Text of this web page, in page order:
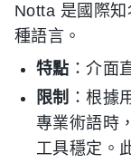
Notta 是國際
種語言。
特點 ：介面
限制 ：根據
專業術語時
工具穩定。